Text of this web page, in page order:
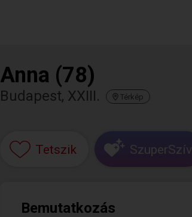
Anna (78)
Budapest, XXIII. Térkép
Tetszik SzuperSzív
Bemutatkozás